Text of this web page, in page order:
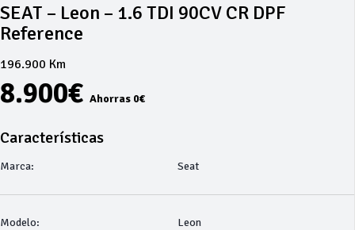
SEAT – Leon – 1.6 TDI 90CV CR DPF
Reference
196.900 Km
8.900€ Ahorras 0€
Características
Marca: Seat
Modelo: Leon